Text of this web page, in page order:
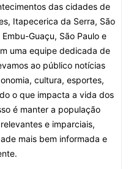
das cidades de
Itapecerica da Serra, São
Guaçu, São Paulo e
uma equipe dedicada de
ao público notícias
cultura, esportes,
o que impacta a vida dos
é manter a população
e imparciais,
mais bem informada e